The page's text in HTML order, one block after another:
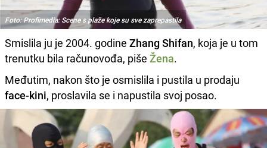
Foto: Profimedia: Scene s plaže koje su sve zaprepastila
Smislila ju je 2004. godine Zhang Shifan, koja je u tom
trenutku bila računovođa, piše Žena.
Međutim, nakon što je osmislila i pustila u prodaju
face-kini, proslavila se i napustila svoj posao.